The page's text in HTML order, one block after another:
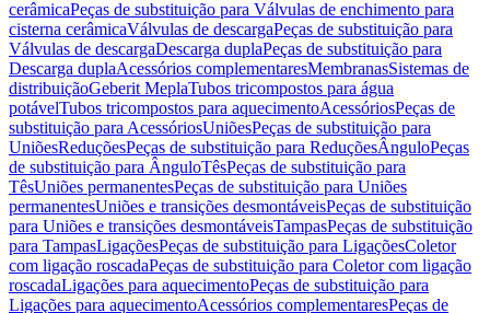
cerâmicaPeças de substituição para Válvulas de enchimento para
cisterna cerâmicaVálvulas de descargaPeças de substituição para
Válvulas de descargaDescarga duplaPeças de substituição para
Descarga duplaAcessórios complementaresMembranasSistemas de
distribuiçãoGeberit MeplaTubos tricompostos para água
potávelTubos tricompostos para aquecimentoAcessóriosPeças de
substituição para AcessóriosUniõesPeças de substituição para
UniõesReduçõesPeças de substituição para ReduçõesÂnguloPeças
de substituição para ÂnguloTêsPeças de substituição para
TêsUniões permanentesPeças de substituição para Uniões
permanentesUniões e transições desmontáveisPeças de substituição
para Uniões e transições desmontáveisTampasPeças de substituição
para TampasLigaçõesPeças de substituição para LigaçõesColetor
com ligação roscadaPeças de substituição para Coletor com ligação
roscadaLigações para aquecimentoPeças de substituição para
Ligações para aquecimentoAcessórios complementaresPeças de